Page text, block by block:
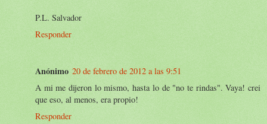
P.L. Salvador
Responder
Anónimo 20 de febrero de 2012 a las 9:51
A mi me dijeron lo mismo, hasta lo de "no te rindas". Vaya! crei
que eso, al menos, era propio!
Responder